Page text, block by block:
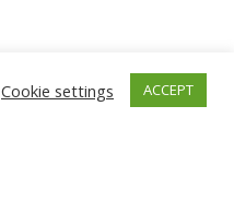
Cookie settings ACCEPT